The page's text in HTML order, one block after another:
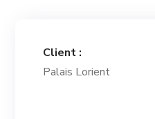
Client :
Palais Lorient